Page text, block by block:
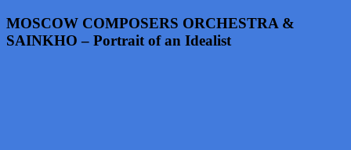
MOSCOW COMPOSERS ORCHESTRA &
SAINKHO – Portrait of an Idealist